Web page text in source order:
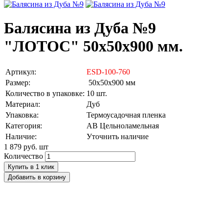
Балясина из Дуба №9
"ЛОТОС" 50х50х900 мм.
Артикул:
ESD-100-760
Размер:
50х50х900 мм
Количество в упаковке: 10 шт.
Материал:
Дуб
Упаковка:
Термоусадочная пленка
Категория:
AB Цельноламельная
Наличие:
Уточнить наличие
1 879 руб. шт
Количество
Купить в 1 клик
Добавить в корзину